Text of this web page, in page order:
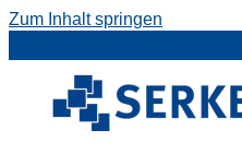
Zum Inhalt springen